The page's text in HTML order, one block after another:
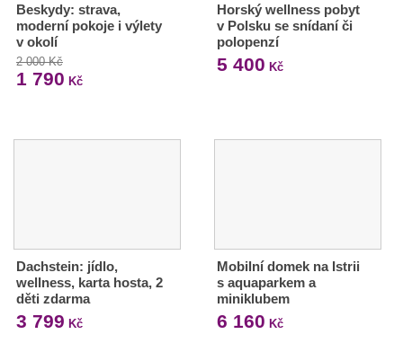
Beskydy: strava,
moderní pokoje i výlety
v okolí
2 000 Kč
1 790 Kč
Horský wellness pobyt
v Polsku se snídaní či
polopenzí
5 400 Kč
Dachstein: jídlo,
wellness, karta hosta, 2
děti zdarma
3 799 Kč
Mobilní domek na Istrii
s aquaparkem a
miniklubem
6 160 Kč